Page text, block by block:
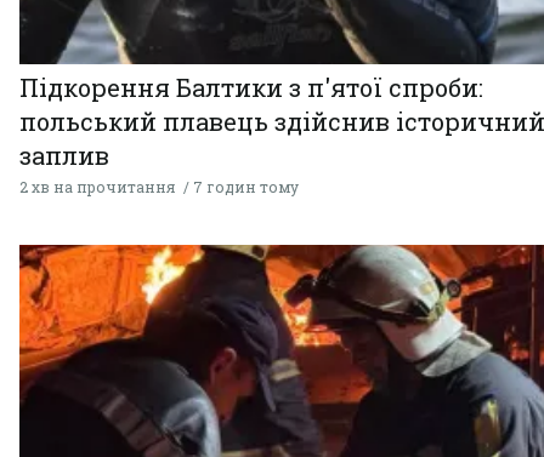
Підкорення Балтики з п'ятої спроби:
польський плавець здійснив історичний
заплив
2 хв на прочитання 7 годин тому